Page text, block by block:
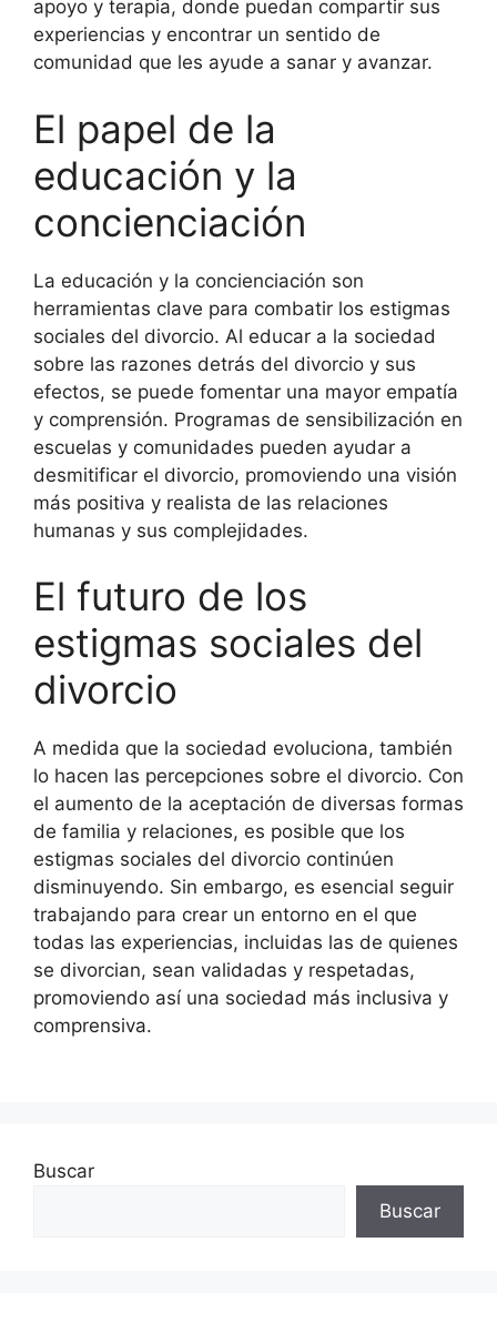
apoyo y terapia, donde puedan compartir sus
experiencias y encontrar un sentido de
comunidad que les ayude a sanar y avanzar.
El papel de la
educación y la
concienciación
La educación y la concienciación son
herramientas clave para combatir los estigmas
sociales del divorcio. Al educar a la sociedad
sobre las razones detrás del divorcio y sus
efectos, se puede fomentar una mayor empatía
y comprensión. Programas de sensibilización en
escuelas y comunidades pueden ayudar a
desmitificar el divorcio, promoviendo una visión
más positiva y realista de las relaciones
humanas y sus complejidades.
El futuro de los
estigmas sociales del
divorcio
A medida que la sociedad evoluciona, también
lo hacen las percepciones sobre el divorcio. Con
el aumento de la aceptación de diversas formas
de familia y relaciones, es posible que los
estigmas sociales del divorcio continúen
disminuyendo. Sin embargo, es esencial seguir
trabajando para crear un entorno en el que
todas las experiencias, incluidas las de quienes
se divorcian, sean validadas y respetadas,
promoviendo así una sociedad más inclusiva y
comprensiva.
Buscar
Buscar